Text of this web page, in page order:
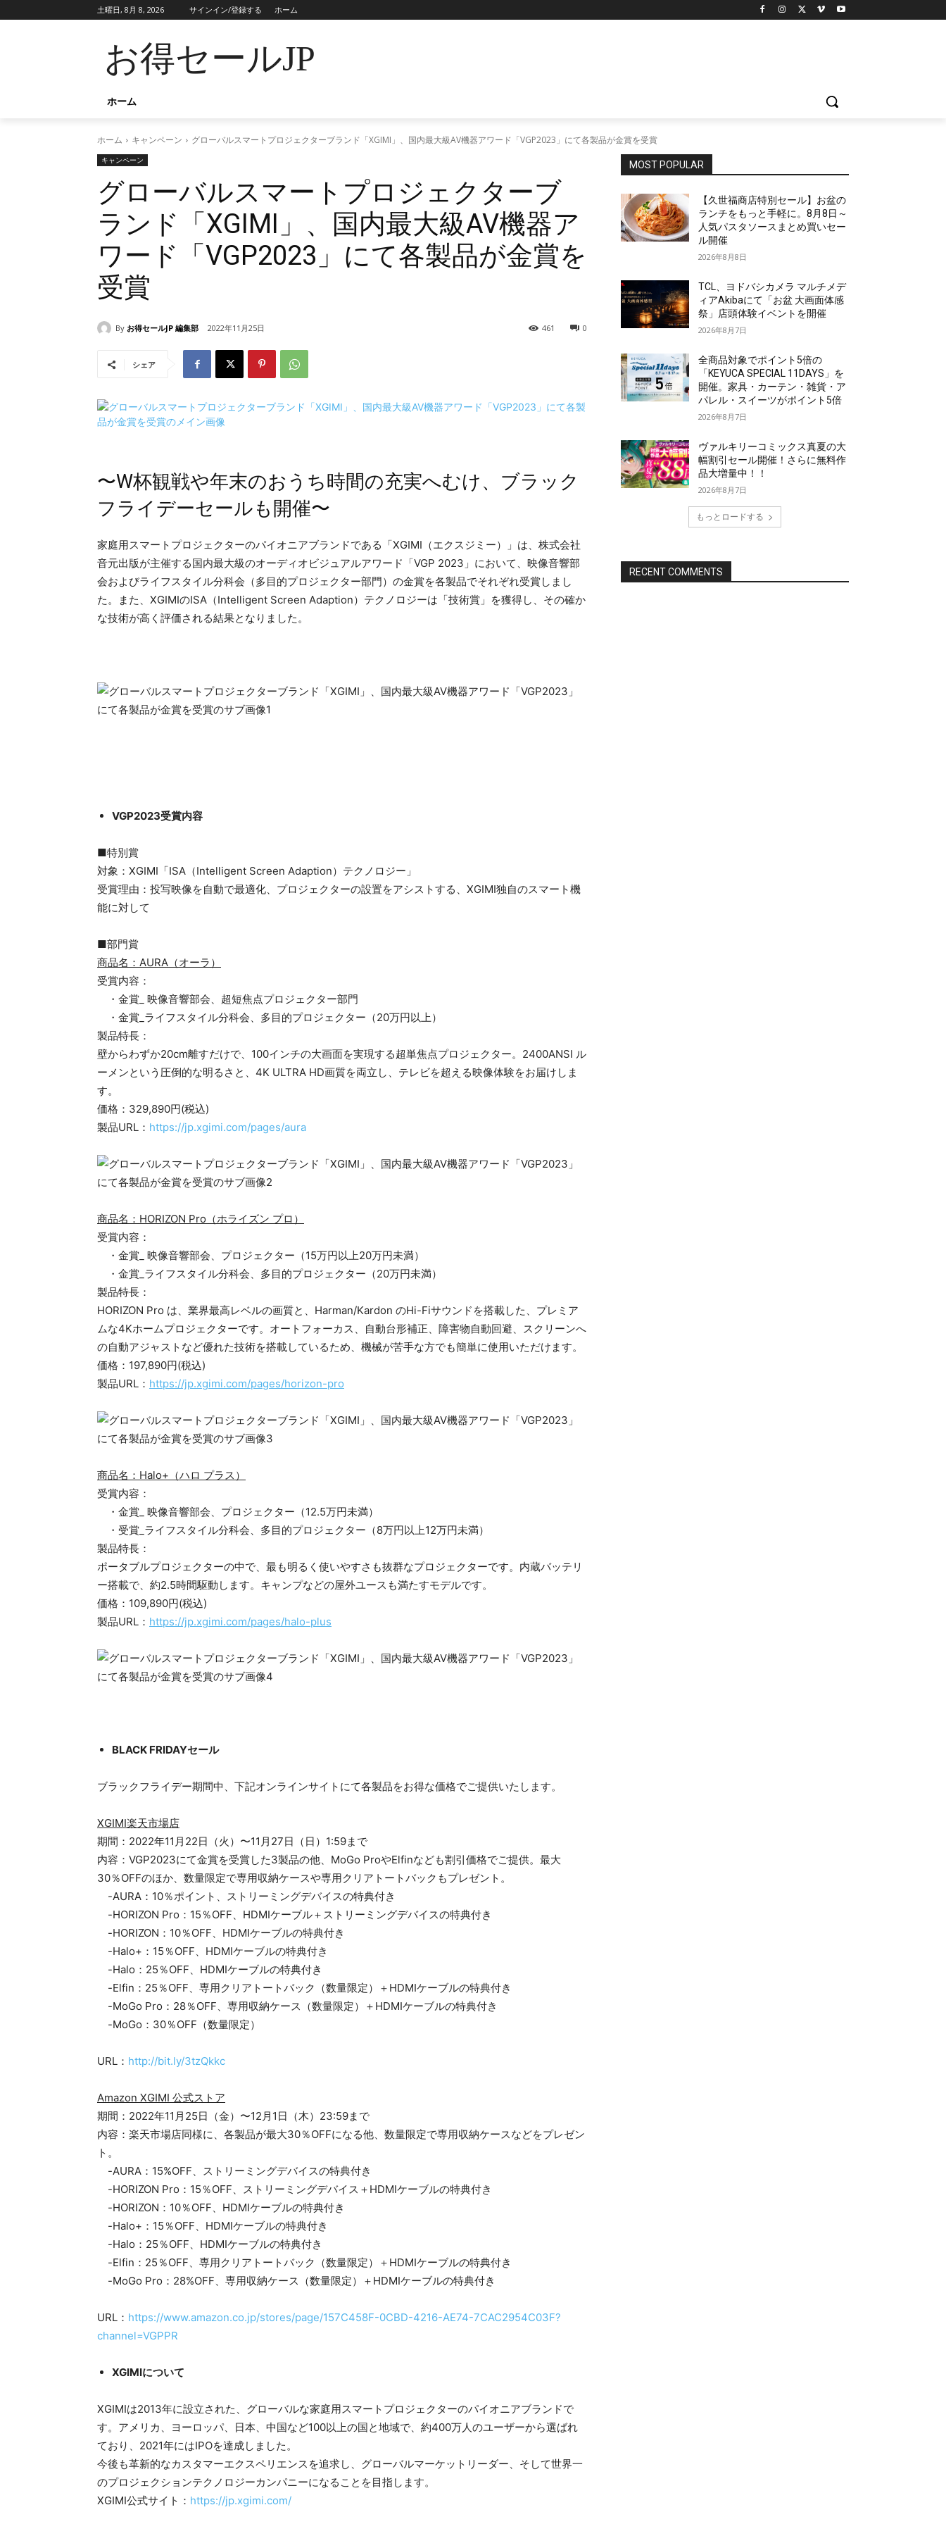
土曜日, 8月 8, 2026 サインイン/登録する ホーム
お得セールJP
ホーム
ホーム キャンペーン グローバルスマートプロジェクターブランド「XGIMI」、国内最大級AV機器アワード「VGP2023」にて各製品が金賞を受賞
キャンペーン
グローバルスマートプロジェクターブ
ランド「XGIMI」、国内最大級AV機器ア
ワード「VGP2023」にて各製品が金賞を
受賞
By お得セールJP 編集部 2022年11月25日 0
461
シェア
〜W杯観戦や年末のおうち時間の充実へむけ、ブラック
フライデーセールも開催〜
家庭用スマートプロジェクターのパイオニアブランドである「XGIMI（エクスジミー）」は、株式会社
音元出版が主催する国内最大級のオーディオビジュアルアワード「VGP 2023」において、映像音響部
会およびライフスタイル分科会（多目的プロジェクター部門）の金賞を各製品でそれぞれ受賞しまし
た。また、XGIMIのISA（Intelligent Screen Adaption）テクノロジーは「技術賞」を獲得し、その確か
な技術が高く評価される結果となりました。
VGP2023受賞内容
■特別賞
対象：XGIMI「ISA（Intelligent Screen Adaption）テクノロジー」
受賞理由：投写映像を自動で最適化、プロジェクターの設置をアシストする、XGIMI独自のスマート機
能に対して
■部門賞
商品名：AURA（オーラ）
受賞内容：
・金賞_ 映像音響部会、超短焦点プロジェクター部門
・金賞_ライフスタイル分科会、多目的プロジェクター（20万円以上）
製品特長：
壁からわずか20cm離すだけで、100インチの大画面を実現する超単焦点プロジェクター。2400ANSI ル
ーメンという圧倒的な明るさと、4K ULTRA HD画質を両立し、テレビを超える映像体験をお届けしま
す。
価格：329,890円(税込)
製品URL： https://jp.xgimi.com/pages/aura
商品名：HORIZON Pro（ホライズン プロ）
受賞内容：
・金賞_ 映像音響部会、プロジェクター（15万円以上20万円未満）
・金賞_ライフスタイル分科会、多目的プロジェクター（20万円未満）
製品特長：
HORIZON Pro は、業界最高レベルの画質と、Harman/Kardon のHi-Fiサウンドを搭載した、プレミア
ムな4Kホームプロジェクターです。オートフォーカス、自動台形補正、障害物自動回避、スクリーンへ
の自動アジャストなど優れた技術を搭載しているため、機械が苦手な方でも簡単に使用いただけます。
価格：197,890円(税込)
製品URL： https://jp.xgimi.com/pages/horizon-pro
商品名：Halo+（ハロ プラス）
受賞内容：
・金賞_ 映像音響部会、プロジェクター（12.5万円未満）
・受賞_ライフスタイル分科会、多目的プロジェクター（8万円以上12万円未満）
製品特長：
ポータブルプロジェクターの中で、最も明るく使いやすさも抜群なプロジェクターです。内蔵バッテリ
ー搭載で、約2.5時間駆動します。キャンプなどの屋外ユースも満たすモデルです。
価格：109,890円(税込)
製品URL： https://jp.xgimi.com/pages/halo-plus
BLACK FRIDAYセール
ブラックフライデー期間中、下記オンラインサイトにて各製品をお得な価格でご提供いたします。
XGIMI楽天市場店
期間：2022年11月22日（火）〜11月27日（日）1:59まで
内容：VGP2023にて金賞を受賞した3製品の他、MoGo ProやElfinなども割引価格でご提供。最大
30％OFFのほか、数量限定で専用収納ケースや専用クリアトートバックもプレゼント。
-AURA：10％ポイント、ストリーミングデバイスの特典付き
-HORIZON Pro：15％OFF、HDMIケーブル＋ストリーミングデバイスの特典付き
-HORIZON：10％OFF、HDMIケーブルの特典付き
-Halo+：15％OFF、HDMIケーブルの特典付き
-Halo：25％OFF、HDMIケーブルの特典付き
-Elfin：25％OFF、専用クリアトートバック（数量限定）＋HDMIケーブルの特典付き
-MoGo Pro：28％OFF、専用収納ケース（数量限定）＋HDMIケーブルの特典付き
-MoGo：30％OFF（数量限定）
URL： http://bit.ly/3tzQkkc
Amazon XGIMI 公式ストア
期間：2022年11月25日（金）〜12月1日（木）23:59まで
内容：楽天市場店同様に、各製品が最大30％OFFになる他、数量限定で専用収納ケースなどをプレゼン
ト。
-AURA：15%OFF、ストリーミングデバイスの特典付き
-HORIZON Pro：15％OFF、ストリーミングデバイス＋HDMIケーブルの特典付き
-HORIZON：10％OFF、HDMIケーブルの特典付き
-Halo+：15％OFF、HDMIケーブルの特典付き
-Halo：25％OFF、HDMIケーブルの特典付き
-Elfin：25％OFF、専用クリアトートバック（数量限定）＋HDMIケーブルの特典付き
-MoGo Pro：28%OFF、専用収納ケース（数量限定）＋HDMIケーブルの特典付き
URL： https://www.amazon.co.jp/stores/page/157C458F-0CBD-4216-AE74-7CAC2954C03F?
channel=VGPPR
XGIMIについて
XGIMIは2013年に設立された、グローバルな家庭用スマートプロジェクターのパイオニアブランドで
す。アメリカ、ヨーロッパ、日本、中国など100以上の国と地域で、約400万人のユーザーから選ばれ
ており、2021年にはIPOを達成しました。
今後も革新的なカスタマーエクスペリエンスを追求し、グローバルマーケットリーダー、そして世界一
のプロジェクションテクノロジーカンパニーになることを目指します。
XGIMI公式サイト： https://jp.xgimi.com/
MOST POPULAR
【久世福商店特別セール】お盆の
ランチをもっと手軽に。8月8日～
人気パスタソースまとめ買いセー
ル開催
2026年8月8日
TCL、ヨドバシカメラ マルチメデ
ィアAkibaにて「お盆 大画面体感
祭」店頭体験イベントを開催
2026年8月7日
全商品対象でポイント5倍の
「KEYUCA SPECIAL 11DAYS」を
開催。家具・カーテン・雑貨・ア
パレル・スイーツがポイント5倍
2026年8月7日
ヴァルキリーコミックス真夏の大
幅割引セール開催！さらに無料作
品大増量中！！
2026年8月7日
もっとロードする
RECENT COMMENTS